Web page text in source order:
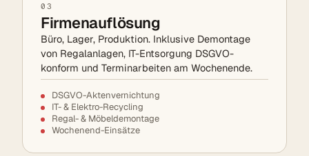
03
Firmenauflösung
Büro, Lager, Produktion. Inklusive Demontage
von Regalanlagen, IT-Entsorgung DSGVO-
konform und Terminarbeiten am Wochenende.
DSGVO-Aktenvernichtung
IT- & Elektro-Recycling
Regal- & Möbeldemontage
Wochenend-Einsätze